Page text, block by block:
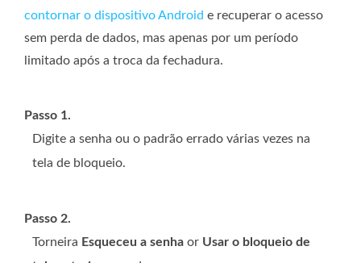
contornar o dispositivo Android e recuperar o acesso
sem perda de dados, mas apenas por um período
limitado após a troca da fechadura.
Passo 1.
Digite a senha ou o padrão errado várias vezes na
tela de bloqueio.
Passo 2.
Torneira Esqueceu a senha or Usar o bloqueio de